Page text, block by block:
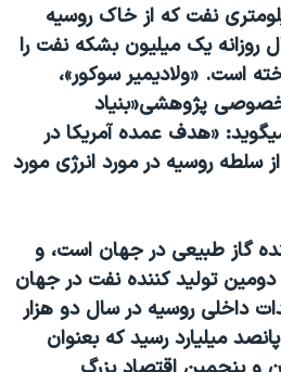
نفت که از خاک روسيه
روزانه يک ميليون بشکه نفت را
است. «ولاديمير سوکور»،
پژوهشی«بنياد
«هدف عمده آمريکا در
سلطه روسيه در مورد انرژی مورد
گاز طبيعی در جهان است، و
توليد کننده نفت در جهان
داخلی روسيه در سال دو هزار
ميليارد رسيد که بعنوان